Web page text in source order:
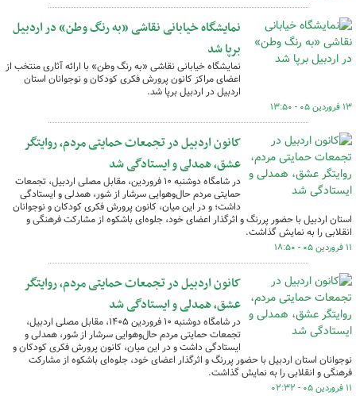
نمایشگاه خیابانی نقاشی «به رنگ وطن» در اردبیل
برپا شد
نمایشگاه خیابانی نقاشی «به رنگ وطن» با ارائه آثاری منتخب از
اعضای مراکز کانون پرورش فکری کودکان و نوجوانان استان
اردبیل در اردبیل برپا شد.
۱۳ فروردین ۰۵ - ۱۳:۵۰
کانون اردبیل در تجمعات حمایتی مردم، روایتگر
عشق، همدلی و ایستادگی شد
در شامگاه دوشنبه ۱۰ فروردین، مقابل مصلی اردبیل، تجمعات
حمایتی مردم حال‌وهوایی سرشار از شور، همدلی و ایستادگی
داشت؛ و در این میان، کانون پرورش فکری کودکان و نوجوانان
استان اردبیل با حضور پررنگ و اثرگذار اعضای خود، جلوه‌ای باشکوه از مشارکت فرهنگی و
انقلابی را به نمایش گذاشت.
۱۱ فروردین ۰۵ - ۱۸:۵۰
کانون اردبیل در تجمعات حمایتی مردم، روایتگر
عشق، همدلی و ایستادگی شد
در شامگاه دوشنبه ۱۰ فروردین ۱۴۰۵، مقابل مصلی اردبیل،
تجمعات حمایتی مردم حال‌وهوایی سرشار از شور، همدلی و
ایستادگی داشت و در این میان، کانون پرورش فکری کودکان و
نوجوانان استان اردبیل با حضور پررنگ و اثرگذار اعضای خود، جلوه‌ای باشکوه از مشارکت
فرهنگی و انقلابی را به نمایش گذاشت.
۱۱ فروردین ۰۵ - ۰۲:۳۲